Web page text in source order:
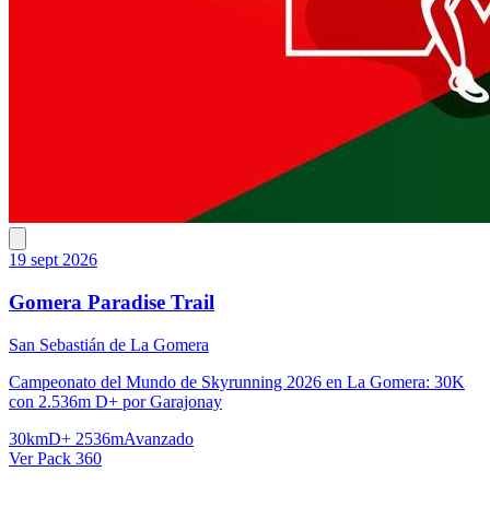
19 sept 2026
Gomera Paradise Trail
San Sebastián de La Gomera
Campeonato del Mundo de Skyrunning 2026 en La Gomera: 30K
con 2.536m D+ por Garajonay
30kmD+ 2536mAvanzado
Ver Pack 360